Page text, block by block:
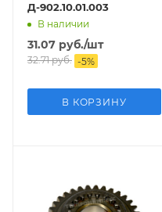
Д-902.10.01.003
В наличии
31.07 руб./шт
32.71руб. -5%
В КОРЗИНУ